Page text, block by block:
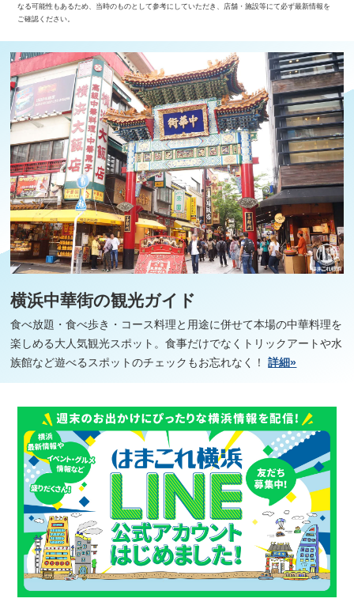
なる可能性もあるため、当時のものとして参考にしていただき、店舗・施設等にて必ず最新情報を
ご確認ください。
横浜中華街の観光ガイド
食べ放題・食べ歩き・コース料理と用途に併せて本場の中華料理を
楽しめる大人気観光スポット。食事だけでなくトリックアートや水
族館など遊べるスポットのチェックもお忘れなく！詳細»